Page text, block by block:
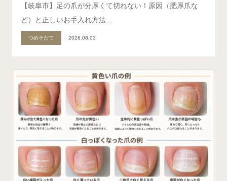
​【岐阜市】足の爪が分厚くて切れない！原因（肥厚爪な
ど）と正しいお手入れ方法…
つめそだて 2026.08.03